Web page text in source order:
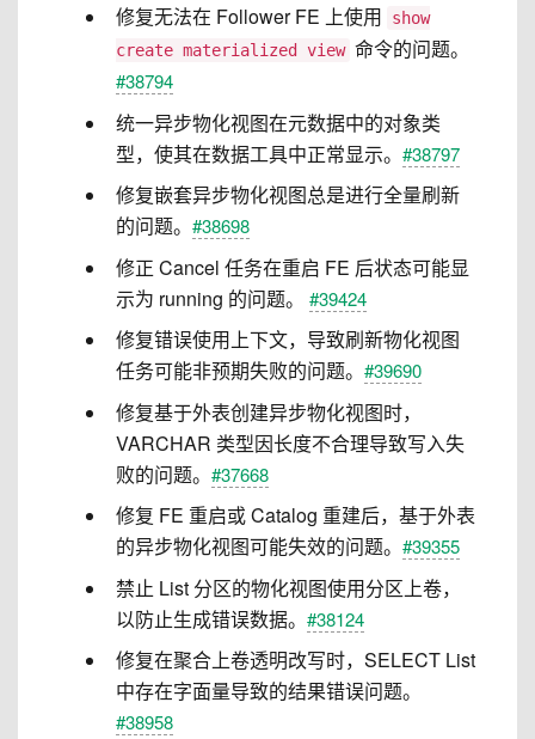
修复无法在 Follower FE 上使用
show
create materialized view 命令的问题。
#38794
统一异步物化视图在元数据中的对象类
型，使其在数据工具中正常显示。 #38797
修复嵌套异步物化视图总是进行全量刷新
的问题。 #38698
修正 Cancel 任务在重启 FE 后状态可能显
示为 running 的问题。 #39424
修复错误使用上下文，导致刷新物化视图
任务可能非预期失败的问题。 #39690
修复基于外表创建异步物化视图时，
VARCHAR 类型因长度不合理导致写入失
败的问题。 #37668
修复 FE 重启或 Catalog 重建后，基于外表
的异步物化视图可能失效的问题。 #39355
禁止 List 分区的物化视图使用分区上卷，
以防止生成错误数据。 #38124
修复在聚合上卷透明改写时，SELECT List
中存在字面量导致的结果错误问题。
#38958